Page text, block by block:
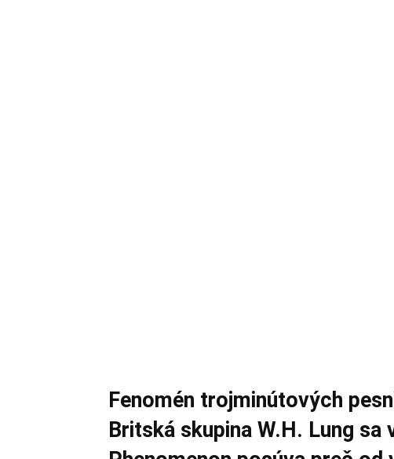
Fenomén trojminútových
Britská skupina W.H. Lung sa